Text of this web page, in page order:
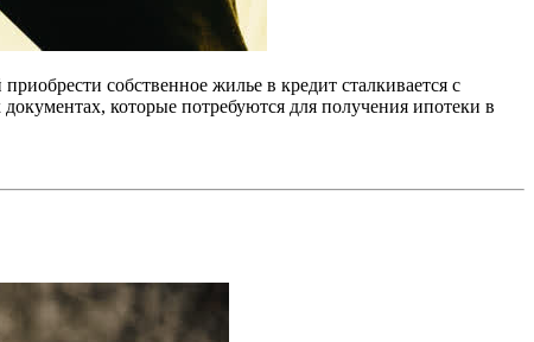
собственное жилье в кредит сталкивается с
которые потребуются для получения ипотеки в